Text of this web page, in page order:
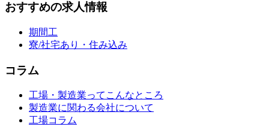
おすすめの求人情報
期間工
寮/社宅あり・住み込み
コラム
工場・製造業ってこんなところ
製造業に関わる会社について
工場コラム